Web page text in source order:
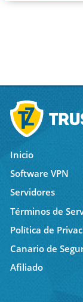
Inicio
Software VPN
Servidores
Términos de
Política de
Canario de
Afiliado